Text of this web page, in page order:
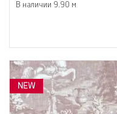
В наличии 9.90 м
NEW